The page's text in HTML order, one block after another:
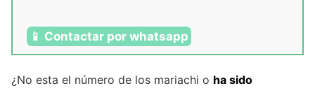
📱 Contactar por whatsapp
¿No esta el número de los mariachi o ha sido